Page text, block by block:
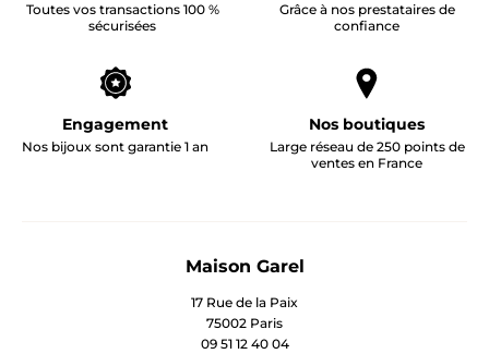
Toutes vos transactions 100 %
sécurisées
Grâce à nos prestataires de
confiance
Engagement
Nos bijoux sont garantie 1 an
Nos boutiques
Large réseau de 250 points de
ventes en France
Maison Garel
17 Rue de la Paix
75002 Paris
09 51 12 40 04